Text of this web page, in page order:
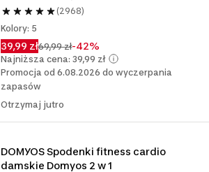
(2968)
Kolory: 5
39,99 zł69,99 zł-42%
Najniższa cena: 39,99 zł
Promocja od 6.08.2026 do wyczerpania
zapasów
Otrzymaj jutro
DOMYOS Spodenki fitness cardio
damskie Domyos 2 w 1